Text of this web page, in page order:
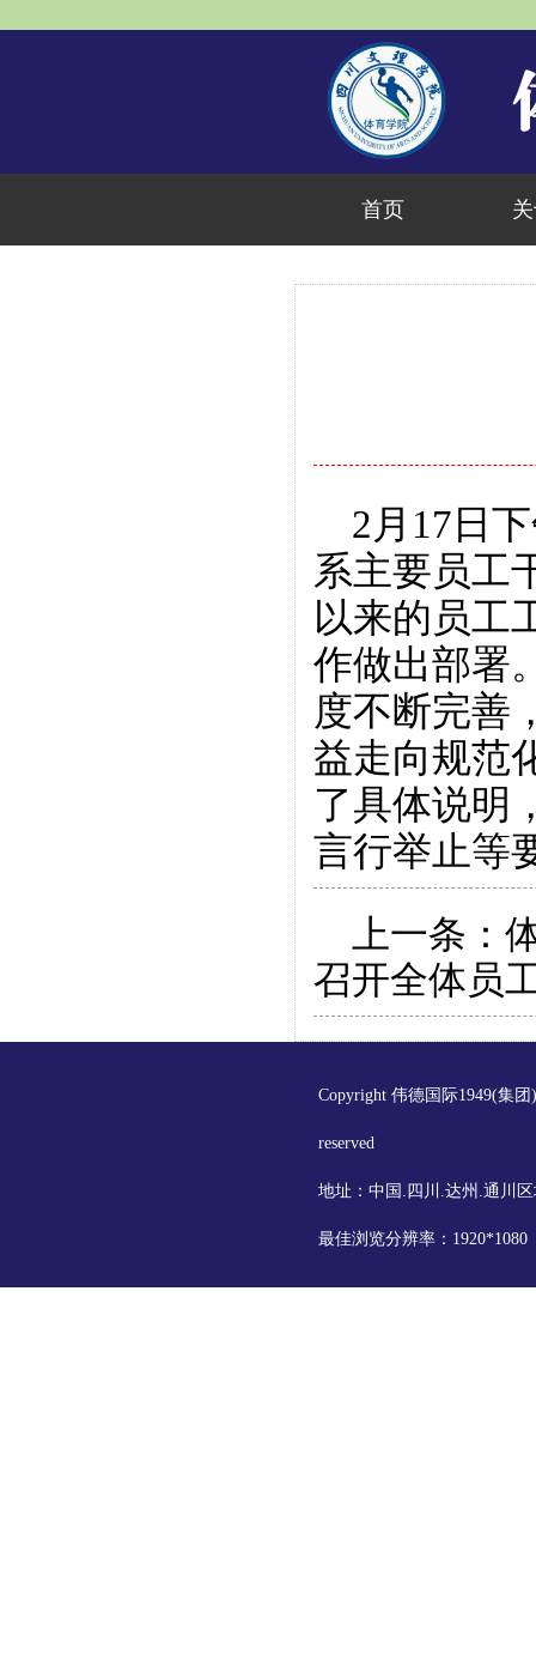
首页
2 月 17 日
系主要员工
以来的员工
作做出部署
度不断完善
益走向规范
了具体说明
言行举止等
上一条：
召开全体员
Copyright 伟德国际1949(集
reserved
地址：中国.四川.达州.通川
最佳浏览分辨率：1920*1080